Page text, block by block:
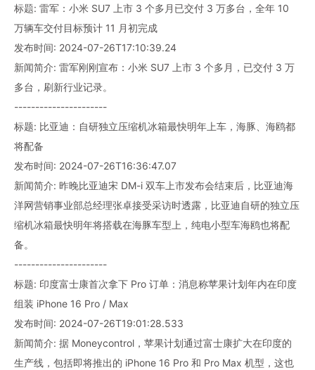
标题: 雷军：小米 SU7 上市 3 个多月已交付 3 万多台，全年 10
万辆车交付目标预计 11 月初完成
发布时间: 2024-07-26T17:10:39.24
新闻简介: 雷军刚刚宣布：小米 SU7 上市 3 个多月，已交付 3 万
多台，刷新行业记录。
----------------------
标题: 比亚迪：自研独立压缩机冰箱最快明年上车，海豚、海鸥都
将配备
发布时间: 2024-07-26T16:36:47.07
新闻简介: 昨晚比亚迪宋 DM-i 双车上市发布会结束后，比亚迪海
洋网营销事业部总经理张卓接受采访时透露，比亚迪自研的独立压
缩机冰箱最快明年将搭载在海豚车型上，纯电小型车海鸥也将配
备。
----------------------
标题: 印度富士康首次拿下 Pro 订单：消息称苹果计划年内在印度
组装 iPhone 16 Pro / Max
发布时间: 2024-07-26T19:01:28.533
新闻简介: 据 Moneycontrol，苹果计划通过富士康扩大在印度的
生产线，包括即将推出的 iPhone 16 Pro 和 Pro Max 机型，这也